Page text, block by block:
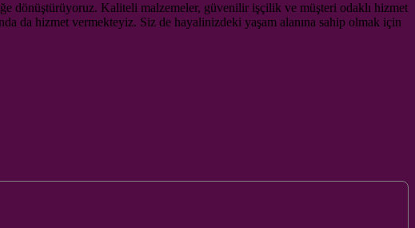
dönüştürüyoruz. Kaliteli malzemeler, güvenilir işçilik ve müşteri odaklı hizmet
da hizmet vermekteyiz. Siz de hayalinizdeki yaşam alanına sahip olmak için